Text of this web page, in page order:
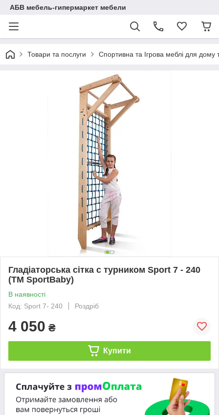
АБВ мебель-гипермаркет мебели
Товари та послуги Спортивна та Ігрова меблі для дому
Гладіаторська сітка c турником Sport 7 - 240
(ТМ SportBaby)
В наявності
Код: Sport 7- 240
Роздріб
4 050 ₴
Купити